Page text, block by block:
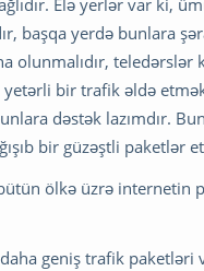
Elə yerlər var ki,
başqa yerdə bunlara
olunmalıdır, teledərslər
bir trafik əldə
dəstək lazımdır.
bir güzəştli paketlər
ölkə üzrə
geniş trafik